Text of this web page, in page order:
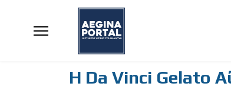
Η Da Vinci Gelato